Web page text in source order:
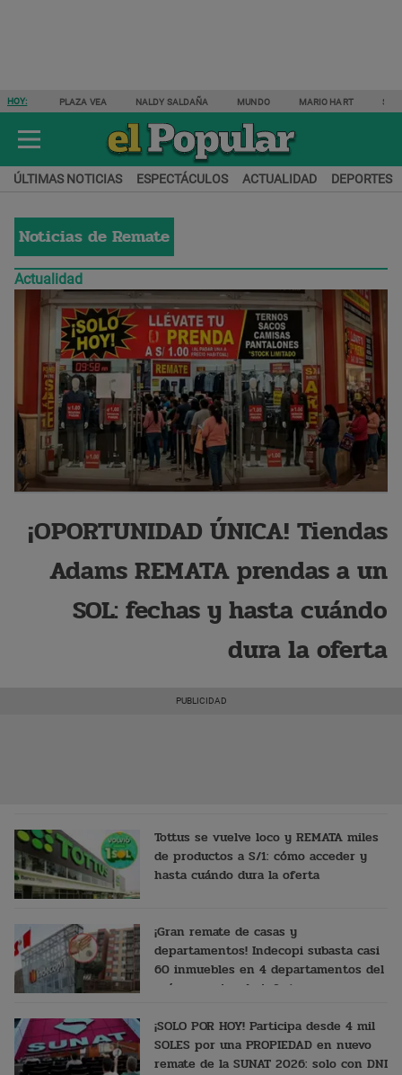
HOY: PLAZA VEA NALDY SALDAÑA MUNDO MARIO HART
ÚLTIMAS NOTICIAS ESPECTÁCULOS ACTUALIDAD DEPORTES
Noticias de Remate
Actualidad
¡OPORTUNIDAD ÚNICA! Tiendas
Adams REMATA prendas a un
SOL: fechas y hasta cuándo
dura la oferta
Tottus se vuelve loco y REMATA miles
de productos a S/1: cómo acceder y
hasta cuándo dura la oferta
¡Gran remate de casas y
departamentos! Indecopi subasta casi
60 inmuebles en 4 departamentos del
país a precios de infarto
¡SOLO POR HOY! Participa desde 4 mil
SOLES por una PROPIEDAD en nuevo
remate de la SUNAT 2026: solo con DNI